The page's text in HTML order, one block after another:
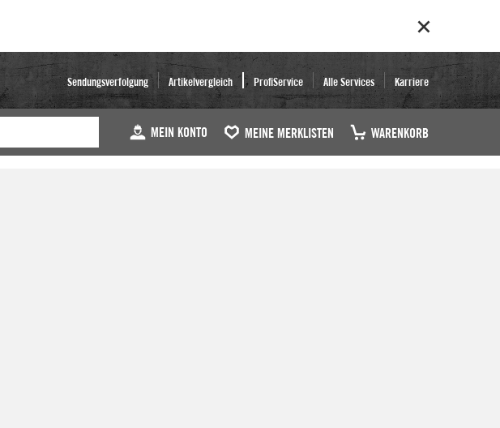
Sendungsverfolgung Artikelvergleich ProfiService Alle Services Karriere
MEIN KONTO MEINE MERKLISTEN WARENKORB